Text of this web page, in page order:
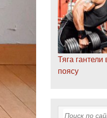
Тяга гантели
поясу